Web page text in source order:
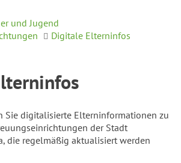
und Jugend
Digitale Elterninfos
Sie digitalisierte Elterninformationen zu
der Stadt
die regelmäßig aktualisiert werden